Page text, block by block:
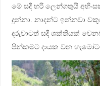
මේ සදී හරි ලෙන්ගතුයි
දුන්නා. නාදන්ට ඉන්නවා
දරුවාටත් සදී ශක්තියක්
පින්කමට දායක වන